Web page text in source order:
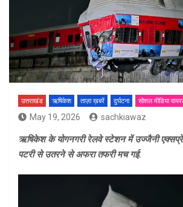
उत्तराखंड ऋषिकेश ताज़ा ख़बरें दुर्घटना सोशल मीडिया
May 19, 2026 sachkiawaz
ऋषिकेश के योगनगरी रेलवे स्टेशन में उज्जैनी
पटरी से उतरने से अफरा तफरी मच गई.